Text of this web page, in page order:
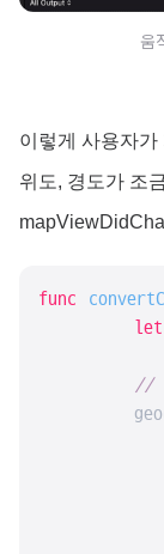
움
이렇게 사용자가
위도, 경도가 조
func
let
//